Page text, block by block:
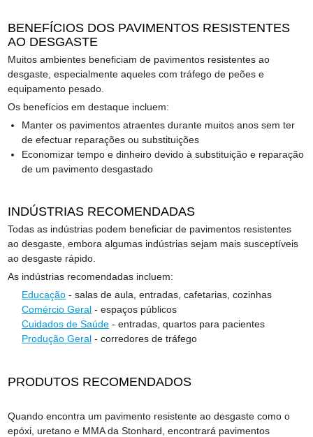
BENEFÍCIOS DOS PAVIMENTOS RESISTENTES
AO DESGASTE
Muitos ambientes beneficiam de pavimentos resistentes ao
desgaste, especialmente aqueles com tráfego de peões e
equipamento pesado.
Os benefícios em destaque incluem:
Manter os pavimentos atraentes durante muitos anos sem ter
de efectuar reparações ou substituições
Economizar tempo e dinheiro devido à substituição e reparação
de um pavimento desgastado
INDÚSTRIAS RECOMENDADAS
Todas as indústrias podem beneficiar de pavimentos resistentes
ao desgaste, embora algumas indústrias sejam mais susceptíveis
ao desgaste rápido.
As indústrias recomendadas incluem:
Educação - salas de aula, entradas, cafetarias, cozinhas
Comércio Geral - espaços públicos
Cuidados de Saúde - entradas, quartos para pacientes
Produção Geral - corredores de tráfego
PRODUTOS RECOMENDADOS
Quando encontra um pavimento resistente ao desgaste como o
epóxi, uretano e MMA da Stonhard, encontrará pavimentos